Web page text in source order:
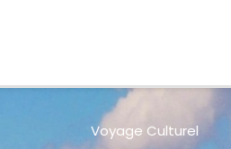
Voyage Culturel